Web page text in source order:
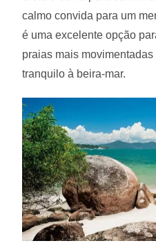
calmo convida para um
é uma excelente opção
praias mais
tranquilo à beira-mar.